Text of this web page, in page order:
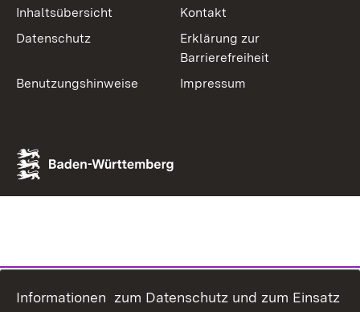
Inhaltsübersicht
Kontakt
Datenschutz
Erklärung zur
Barrierefreiheit
Benutzungshinweise
Impressum
Informationen zum Datenschutz und zum Einsatz